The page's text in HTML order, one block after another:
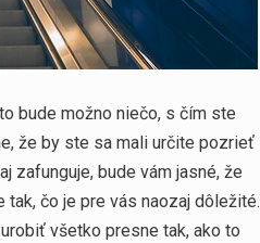
bude možno niečo, s čím ste
že by ste sa mali určite pozrieť
zafunguje, bude vám jasné, že
čo je pre vás naozaj dôležité.
všetko presne tak, ako to